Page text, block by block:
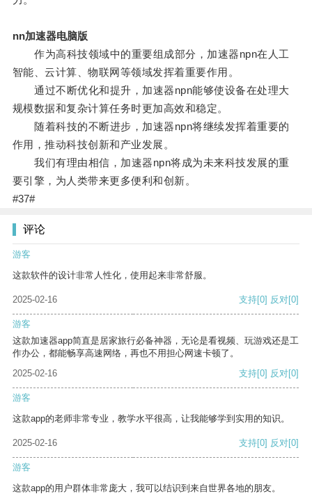
nn加速器电脑版
作为高科技领域中的重要组成部分，加速器npn在人工
智能、云计算、物联网等领域发挥着重要作用。
通过不断优化和提升，加速器npn能够使设备在处理大
规模数据和复杂计算任务时更加高效和稳定。
随着科技的不断进步，加速器npn将继续发挥着重要的
作用，推动科技创新和产业发展。
我们有理由相信，加速器npn将成为未来科技发展的重
要引擎，为人类带来更多便利和创新。
#37#
评论
游客
这款软件的设计非常人性化，使用起来非常舒服。
2025-02-16 支持[0] 反对[0]
游客
这款加速器app简直是居家旅行必备神器，无论是看视频、玩游戏还是工
作办公，都能畅享高速网络，再也不用担心网速卡顿了。
2025-02-16
支持[0] 反对[0]
游客
这款app的老师非常专业，教学水平很高，让我能够学到实用的知识。
2025-02-16 支持[0] 反对[0]
游客
这款app的用户群体非常庞大，我可以结识到来自世界各地的朋友。